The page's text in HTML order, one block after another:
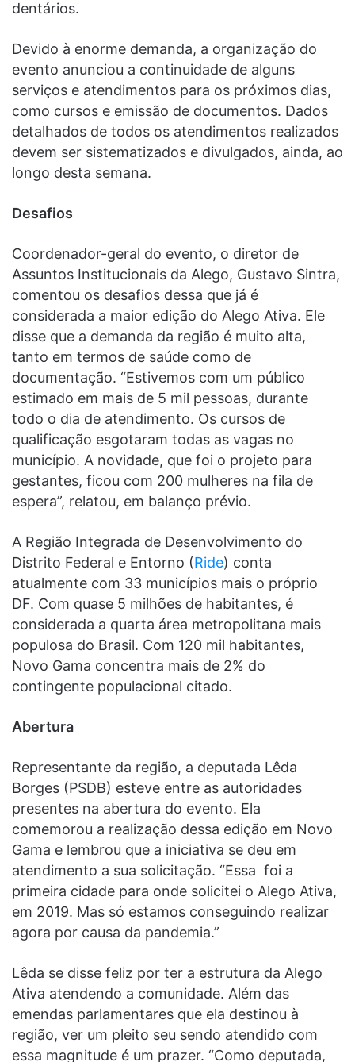
dentários.
Devido à enorme demanda, a organização do
evento anunciou a continuidade de alguns
serviços e atendimentos para os próximos dias,
como cursos e emissão de documentos. Dados
detalhados de todos os atendimentos realizados
devem ser sistematizados e divulgados, ainda, ao
longo desta semana.
Desafios
Coordenador-geral do evento, o diretor de
Assuntos Institucionais da Alego, Gustavo Sintra,
comentou os desafios dessa que já é
considerada a maior edição do Alego Ativa. Ele
disse que a demanda da região é muito alta,
tanto em termos de saúde como de
documentação. “Estivemos com um público
estimado em mais de 5 mil pessoas, durante
todo o dia de atendimento. Os cursos de
qualificação esgotaram todas as vagas no
município. A novidade, que foi o projeto para
gestantes, ficou com 200 mulheres na fila de
espera”, relatou, em balanço prévio.
A Região Integrada de Desenvolvimento do
Distrito Federal e Entorno (Ride) conta
atualmente com 33 municípios mais o próprio
DF. Com quase 5 milhões de habitantes, é
considerada a quarta área metropolitana mais
populosa do Brasil. Com 120 mil habitantes,
Novo Gama concentra mais de 2% do
contingente populacional citado.
Abertura
Representante da região, a deputada Lêda
Borges (PSDB) esteve entre as autoridades
presentes na abertura do evento. Ela
comemorou a realização dessa edição em Novo
Gama e lembrou que a iniciativa se deu em
atendimento a sua solicitação. “Essa foi a
primeira cidade para onde solicitei o Alego Ativa,
em 2019. Mas só estamos conseguindo realizar
agora por causa da pandemia.”
Lêda se disse feliz por ter a estrutura da Alego
Ativa atendendo a comunidade. Além das
emendas parlamentares que ela destinou à
região, ver um pleito seu sendo atendido com
essa magnitude é um prazer. “Como deputada,